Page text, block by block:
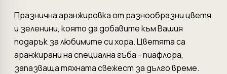
Празнична аранжировка от разнообразни цветя
и зеленини, която да добавите към Вашия
подарък за любимите си хора. Цветята са
аранжирани на специална гъба - пиафлора,
запазваща тяхната свежест за дълго време.